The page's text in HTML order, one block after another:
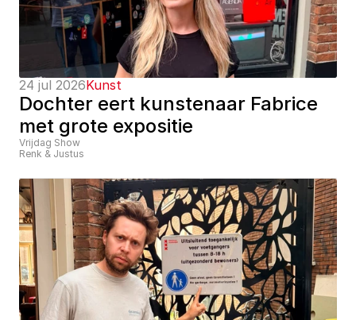
24 jul 2026Kunst
Dochter eert kunstenaar Fabrice
met grote expositie
Vrijdag Show
Renk & Justus